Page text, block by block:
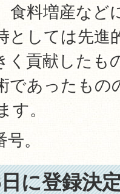
食料増産など
としては先進
く貢献したも
であったもの
す。
。
に登録決